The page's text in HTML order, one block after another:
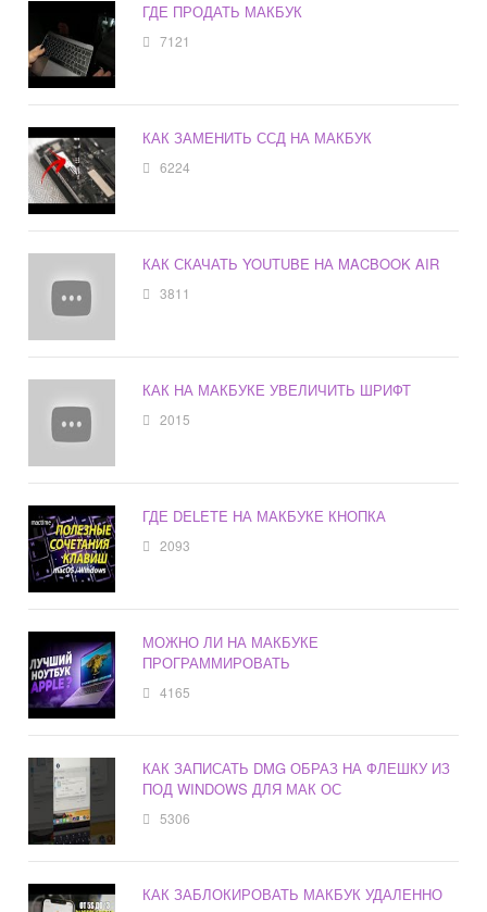
ГДЕ ПРОДАТЬ МАКБУК
7121
КАК ЗАМЕНИТЬ ССД НА МАКБУК
6224
КАК СКАЧАТЬ YOUTUBE НА MACBOOK AIR
3811
КАК НА МАКБУКЕ УВЕЛИЧИТЬ ШРИФТ
2015
ГДЕ DELETE НА МАКБУКЕ КНОПКА
2093
МОЖНО ЛИ НА МАКБУКЕ
ПРОГРАММИРОВАТЬ
4165
КАК ЗАПИСАТЬ DMG ОБРАЗ НА ФЛЕШКУ ИЗ
ПОД WINDOWS ДЛЯ МАК ОС
5306
КАК ЗАБЛОКИРОВАТЬ МАКБУК УДАЛЕННО